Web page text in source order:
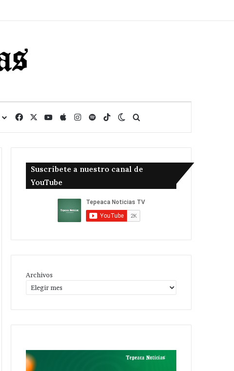
FacebookYouTube
AppleInstagram
SpotifyTikTokSwitch skin
Suscribete a nuestro canal de
YouTube
Archivos